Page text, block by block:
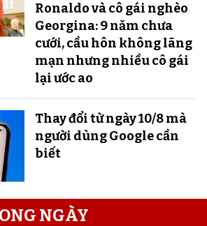
Ronaldo và cô gái nghèo
Georgina: 9 năm chưa
cưới, cầu hôn không lãng
mạn nhưng nhiều cô gái
lại ước ao
Thay đổi từ ngày 10/8 mà
người dùng Google cần
biết
NGÀY